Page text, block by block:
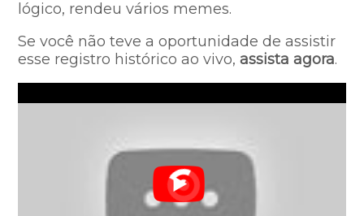
lógico, rendeu vários memes.
Se você não teve a oportunidade de assistir
esse registro histórico ao vivo,assista agora.